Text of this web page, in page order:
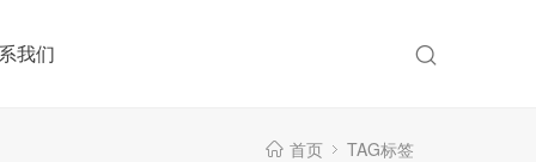
我们
首页 TAG标签